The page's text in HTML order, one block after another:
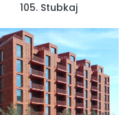
105. Stubkaj